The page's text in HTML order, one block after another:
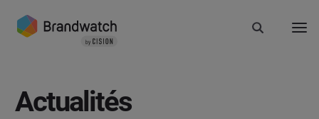
Actualités